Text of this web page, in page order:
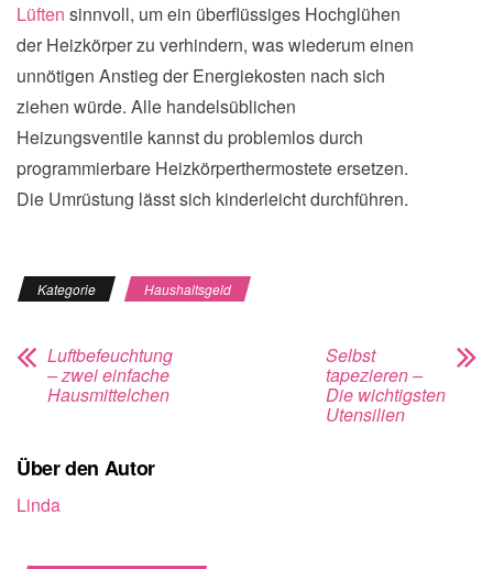
Lüften sinnvoll, um ein überflüssiges Hochglühen
der Heizkörper zu verhindern, was wiederum einen
unnötigen Anstieg der Energiekosten nach sich
ziehen würde. Alle handelsüblichen
Heizungsventile kannst du problemlos durch
programmierbare Heizkörperthermostete ersetzen.
Die Umrüstung lässt sich kinderleicht durchführen.
Kategorie Haushaltsgeld
Luftbefeuchtung
– zwei einfache
Hausmittelchen
Selbst
tapezieren –
Die wichtigsten
Utensilien
Über den Autor
Linda